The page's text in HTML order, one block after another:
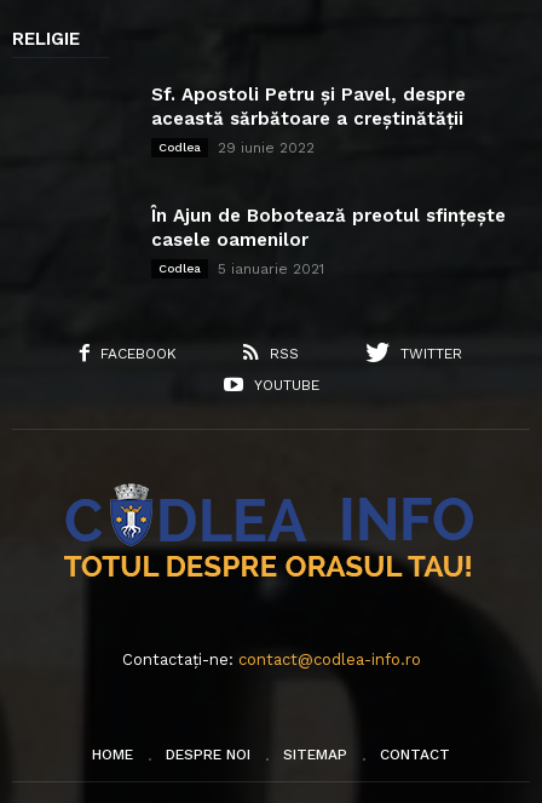
RELIGIE
Sf. Apostoli Petru și Pavel, despre
această sărbătoare a creștinătății
Codlea 29 iunie 2022
În Ajun de Bobotează preotul sfințește
casele oamenilor
Codlea 5 ianuarie 2021
FACEBOOK RSS
TWITTER
YOUTUBE
Contactați-ne: contact@codlea-info.ro
HOME DESPRE NOI SITEMAP CONTACT